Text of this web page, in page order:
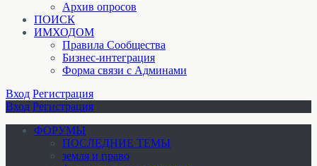
Архив опросов
ПОИСК
ИМХОДОМ
Правила Сообщества
Бизнес-интеграция
Форма связи с Админами
Вход Регистрация
Вход Регистрация
ФОРУМЫ
ПОСЛЕДНИЕ ТЕМЫ
земля и право